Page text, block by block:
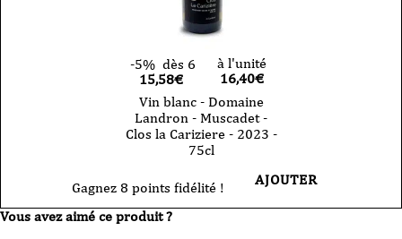
-5% dès 6
15,58€
à l'unité
16,40€
Vin blanc - Domaine
Landron - Muscadet -
Clos la Cariziere - 2023 -
75cl
Gagnez 8 points fidélité ! AJOUTER
Vous avez aimé ce produit ?